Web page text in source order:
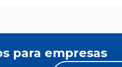
para empresas